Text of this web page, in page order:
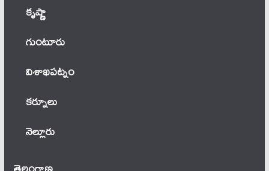
కృష్ణా
గుంటూరు
విశాఖపట్నం
కర్నూలు
నెల్లూరు